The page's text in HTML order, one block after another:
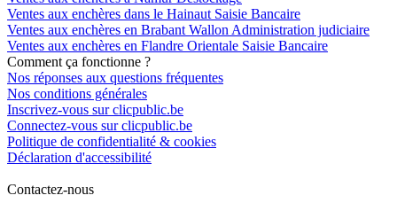
Ventes aux enchères dans le Hainaut Saisie Bancaire
Ventes aux enchères en Brabant Wallon Administration judiciaire
Ventes aux enchères en Flandre Orientale Saisie Bancaire
Comment ça fonctionne ?
Nos réponses aux questions fréquentes
Nos conditions générales
Inscrivez-vous sur clicpublic.be
Connectez-vous sur clicpublic.be
Politique de confidentialité & cookies
Déclaration d'accessibilité
Contactez-nous